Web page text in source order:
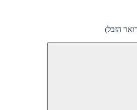
הזבל)